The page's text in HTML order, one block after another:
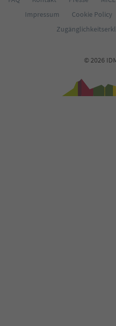
Impressum
Cookie Policy
© 2026